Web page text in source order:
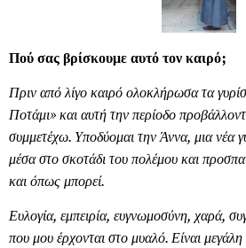
Πού σας βρίσκουμε αυτό τον καιρό;
Πριν από λίγο καιρό ολοκλήρωσα τα
Ποτάμι» και αυτή την περίοδο
συμμετέχω. Υποδύομαι την Άννα, μια νέα
μέσα στο σκοτάδι του πολέμου και
και όπως μπορεί.
Ευλογία, εμπειρία, ευγνωμοσύνη, χαρά,
που μου έρχονται στο μυαλό. Είναι μεγάλη